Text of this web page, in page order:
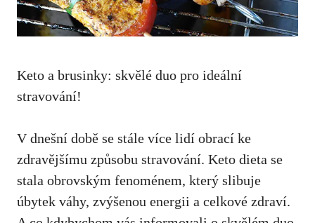
Keto a brusinky: skvělé duo pro ideální
stravování!
V dnešní době se stále více lidí obrací ke
zdravějšímu způsobu stravování. Keto dieta se
stala obrovským fenoménem, který slibuje
úbytek váhy, zvýšenou energii a celkové zdraví.